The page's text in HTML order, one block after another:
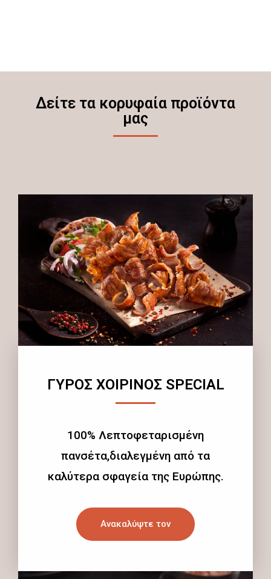
Δείτε τα κορυφαία προϊόντα
μας
ΓΥΡΟΣ ΧΟΙΡΙΝΟΣ SPECIAL
100% Λεπτοφεταρισμένη
πανσέτα,διαλεγμένη από τα
καλύτερα σφαγεία της Ευρώπης.
Ανακαλύψτε τον